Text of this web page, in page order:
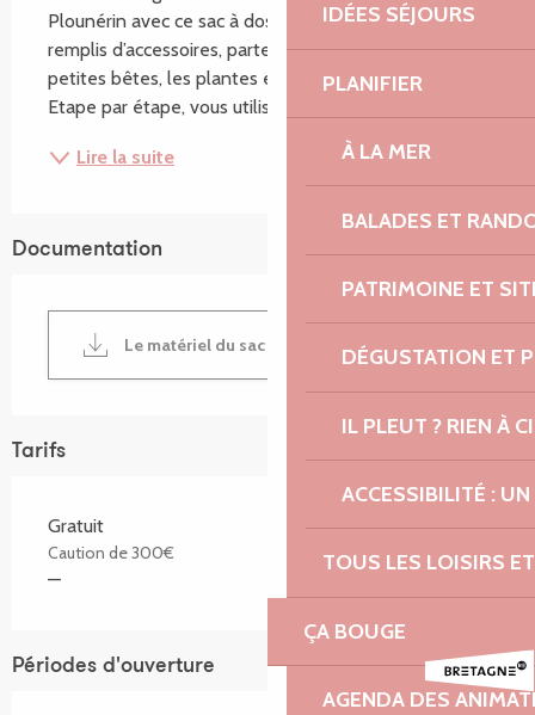
IDÉES SÉJOURS
PLANIFIER
À LA MER
BALADES ET
PATRIMOINE ET
DÉGUSTATION ET
IL PLEUT ? RIEN À
ACCESSIBILITÉ :
TOUS LES LOISIRS
ÇA BOUGE
AGENDA DES
Plounérin avec ce sac à dos. Equipé de 6 sachets
remplis d’accessoires, partez à la découverte des
petites bêtes, les plantes et de l’histoire du lieu.
Etape par étape, vous utiliserez les...
Lire la suite
Documentation
Le matériel du sac à dos découverte
Tarifs
Gratuit
Caution de 300€
—
Périodes d'ouverture